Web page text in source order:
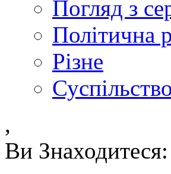
Погляд з
Політична
Різне
Суспільство
,
Ви Знаходитеся: